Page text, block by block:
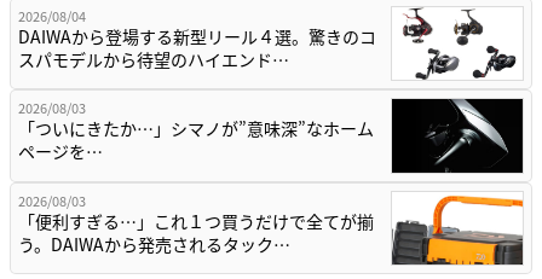
2026/08/04
DAIWAから登場する新型リール４選。驚きのコ
スパモデルから待望のハイエンド…
2026/08/03
「ついにきたか…」シマノが”意味深”なホーム
ページを…
2026/08/03
「便利すぎる…」これ１つ買うだけで全てが揃
う。DAIWAから発売されるタック…